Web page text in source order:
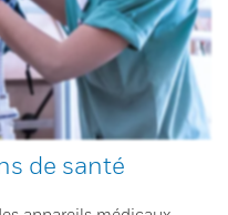
de santé